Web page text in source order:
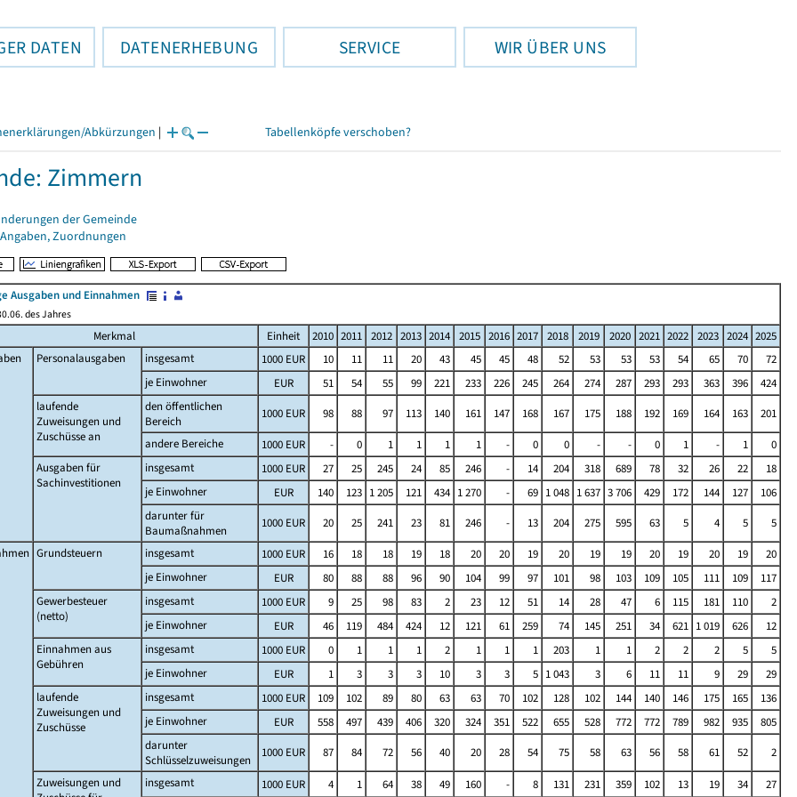
DATEN DATENERHEBUNG SERVICE WIR ÜBER UNS
Abkürzungen | Tabellenköpfe verschoben?
Zimmern
der Gemeinde
Zuordnungen
Ausgaben und Einnahmen
des Jahres
Merkmal Einheit 2010 2011 2012 2013 2014 2015 2016 2017 2018 2019 2020 2021 2022 2023 2024 2025
Personalausgaben insgesamt 1000 EUR 10 11 11 20 43 45 45 48 52 53 53 53 54 65 70
72
je Einwohner
EUR 51 54 55 99 221 233 226 245 264 274 287 293 293 363 396
424
laufende
Zuweisungen und
Zuschüsse an
den öffentlichen
Bereich
1000 EUR 98 88 97 113 140 161 147 168 167 175 188 192 169 164 163
201
andere Bereiche
1000 EUR - 0 1 1 1 1 - 0 0 - - 0 1 - 1
0
Ausgaben für
Sachinvestitionen
insgesamt 1000 EUR 27 25 245 24 85 246 - 14 204 318 689 78 32 26 22
18
je Einwohner
EUR 140 123 1 205 121 434 1 270 - 69 1 048 1 637 3 706 429 172 144 127
106
darunter für
Baumaßnahmen
1000 EUR 20 25 241 23 81 246 - 13 204 275 595 63 5 4 5
5
Grundsteuern insgesamt 1000 EUR 16 18 18 19 18 20 20 19 20 19 19 20 19 20 19
20
je Einwohner
EUR 80 88 88 96 90 104 99 97 101 98 103 109 105 111 109
117
Gewerbesteuer
(netto)
insgesamt 1000 EUR 9 25 98 83 2 23 12 51 14 28 47 6 115 181 110
2
je Einwohner
EUR 46 119 484 424 12 121 61 259 74 145 251 34 621 1 019 626
12
Einnahmen aus
Gebühren
insgesamt 1000 EUR 0 1 1 1 2 1 1 1 203 1 1 2 2 2 5
5
je Einwohner
EUR 1 3 3 3 10 3 3 5 1 043 3 6 11 11 9 29
29
laufende
Zuweisungen und
Zuschüsse
insgesamt 1000 EUR 109 102 89 80 63 63 70 102 128 102 144 140 146 175 165
136
je Einwohner
EUR 558 497 439 406 320 324 351 522 655 528 772 772 789 982 935
805
darunter
Schlüsselzuweisungen
1000 EUR 87 84 72 56 40 20 28 54 75 58 63 56 58 61 52
2
Zuweisungen und
insgesamt 1000 EUR 4 1 64 38 49 160 - 8 131 231 359 102 13 19 34 27